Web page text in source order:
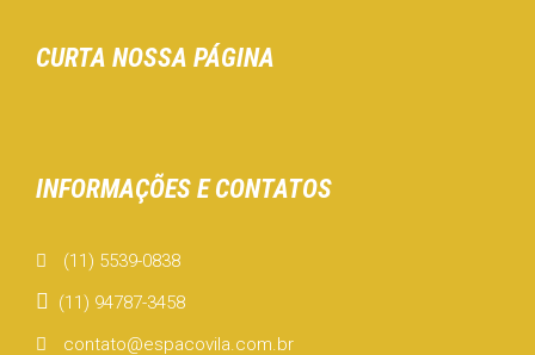
CURTA NOSSA PÁGINA
INFORMAÇÕES E CONTATOS

(11) 5539-0838
(11) 94787-3458
 contato@espacovila.com.br